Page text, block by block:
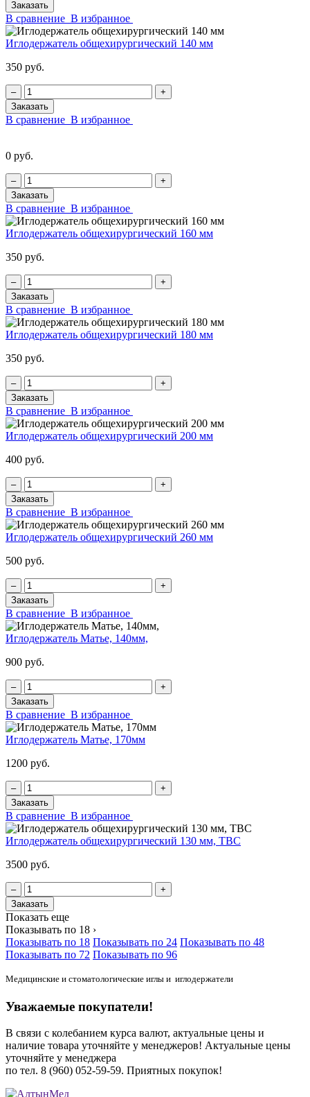
Заказать
В сравнение В избранное
Иглодержатель общехирургический 140 мм
350 руб.
‒
+
Заказать
В сравнение В избранное
0 руб.
‒
+
Заказать
В сравнение В избранное
Иглодержатель общехирургический 160 мм
350 руб.
‒
+
Заказать
В сравнение В избранное
Иглодержатель общехирургический 180 мм
350 руб.
‒
+
Заказать
В сравнение В избранное
Иглодержатель общехирургический 200 мм
400 руб.
‒
+
Заказать
В сравнение В избранное
Иглодержатель общехирургический 260 мм
500 руб.
‒
+
Заказать
В сравнение В избранное
Иглодержатель Матье, 140мм,
900 руб.
‒
+
Заказать
В сравнение В избранное
Иглодержатель Матье, 170мм
1200 руб.
‒
+
Заказать
В сравнение В избранное
Иглодержатель общехирургический 130 мм, ТВС
3500 руб.
‒
+
Заказать
Показать еще
Показывать по 18 ›
Показывать по 18 Показывать по 24 Показывать по 48
Показывать по 72 Показывать по 96
Медицинские и стоматологические иглы и иглодержатели
Уважаемые покупатели!
В связи с колебанием курса валют, актуальные цены и
наличие товара уточняйте у менеджеров! Актуальные цены
уточняйте у менеджера
по тел. 8 (960) 052-59-59. Приятных покупок!